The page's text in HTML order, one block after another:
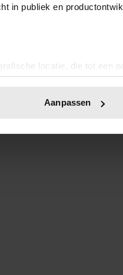
in publiek en
locatie, die tot een
te scannen op
in de Cookieverklaring.
te personaliseren,
kunnen deze gegevens
van uw gebruik van hun
Aanpassen